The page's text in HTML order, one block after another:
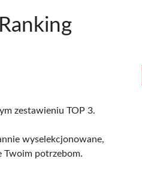
zestawieniu TOP 3.
wyselekcjonowane,
Twoim potrzebom.